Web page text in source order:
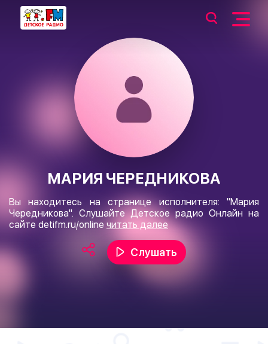
МАРИЯ ЧЕРЕДНИКОВА
Вы находитесь на странице исполнителя: "Мария
Чередникова". Слушайте Детское радио Онлайн на
сайте detifm.ru/online читать далее
Слушать